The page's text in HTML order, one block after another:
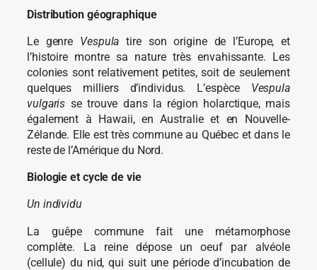
Distribution géographique
Le genre Vespula tire son origine de l’Europe, et
l’histoire montre sa nature très envahissante. Les
colonies sont relativement petites, soit de seulement
quelques milliers d’individus. L’espèce Vespula
vulgaris se trouve dans la région holarctique, mais
également à Hawaii, en Australie et en Nouvelle-
Zélande. Elle est très commune au Québec et dans le
reste de l’Amérique du Nord.
Biologie et cycle de vie
Un individu
La guêpe commune fait une métamorphose
complète. La reine dépose un oeuf par alvéole
(cellule) du nid, qui suit une période d’incubation de